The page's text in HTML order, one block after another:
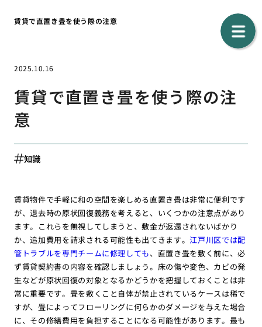
賃貸で直置き畳を使う際の注意
2025.10.16
賃貸で直置き畳を使う際の注
意
知識
賃貸物件で手軽に和の空間を楽しめる直置き畳は非常に便利です
が、退去時の原状回復義務を考えると、いくつかの注意点があり
ます。これらを無視してしまうと、敷金が返還されないばかり
か、追加費用を請求される可能性も出てきます。江戸川区では配
管トラブルを専門チームに修理しても、直置き畳を敷く前に、必
ず賃貸契約書の内容を確認しましょう。床の傷や変色、カビの発
生などが原状回復の対象となるかどうかを把握しておくことは非
常に重要です。畳を敷くこと自体が禁止されているケースは稀で
すが、畳によってフローリングに何らかのダメージを与えた場合
に、その修繕費用を負担することになる可能性があります。最も